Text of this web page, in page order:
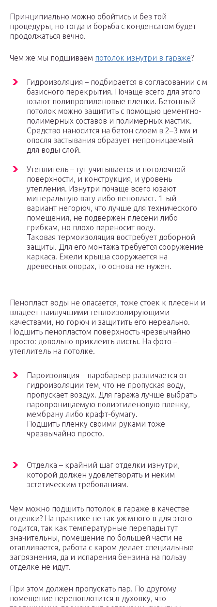
Принципиально можно обойтись и без той
процедуры, но тогда и борьба с конденсатом будет
продолжаться вечно.
Чем же мы подшиваем потолок изнутри в гараже?
Гидроизоляция – подбирается в согласовании с м
базисного перекрытия. Почаще всего для этого
юзают полипропиленовые пленки. Бетонный
потолок можно защитить с помощью цементно-
полимерных составов и полимерных мастик.
Средство наносится на бетон слоем в 2–3 мм и
опосля застывания образует непроницаемый
для воды слой.
Утеплитель – тут учитывается и потолочной
поверхности, и конструкция, и уровень
утепления. Изнутри почаще всего юзают
минеральную вату либо пенопласт. 1-ый
вариант негорюч, что лучше для технического
помещения, не подвержен плесени либо
грибкам, но плохо переносит воду.
Таковая термоизоляция востребует доборной
защиты. Для его монтажа требуется сооружение
каркаса. Ежели крыша сооружается на
древесных опорах, то основа не нужен.
Пенопласт воды не опасается, тоже стоек к плесени и
владеет наилучшими теплоизолирующими
качествами, но горюч и защитить его нереально.
Подшить пенопластом поверхность чрезвычайно
просто: довольно приклеить листы. На фото –
утеплитель на потолке.
Пароизоляция – паробарьер различается от
гидроизоляции тем, что не пропуская воду,
пропускает воздух. Для гаража лучше выбрать
паропроницаемую полиэтиленовую пленку,
мембрану либо крафт-бумагу.
Подшить пленку своими руками тоже
чрезвычайно просто.
Отделка – крайний шаг отделки изнутри,
которой должен удовлетворять и неким
эстетическим требованиям.
Чем можно подшить пот­олок в гараже в качестве
отделки? На практике не так уж много в для этого
годится, так как температурные перепады тут
значительны, помещение по большей части не
отапливается, работа с каром делает специальные
загрязнения, да и испарения бензина на пользу
отделке не идут.
При этом должен пропускать пар. По другому
помещение перевоплотится в духовку, что